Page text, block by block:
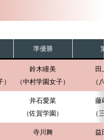
準優勝 第3
鈴木瞳美
（中村学園女子）
田上
（八
井石愛菜
（佐賀学園）
藤﨑
（三
寺川舞
益田